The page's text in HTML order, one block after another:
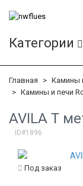
+7 (812) 542-07-85
+7 (812) 380-41-39
Категории
Главная Камины
Камины и печи
AVILA T
ID#1896
Под заказ